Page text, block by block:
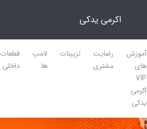
اکرمی یدکی
آموزش
های
VIP
اکرمی
یدکی
رضایت
مشتری
تزیینات
لامپ
ها
قطعات
داخلی